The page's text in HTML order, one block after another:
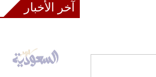
آخر الأخبار